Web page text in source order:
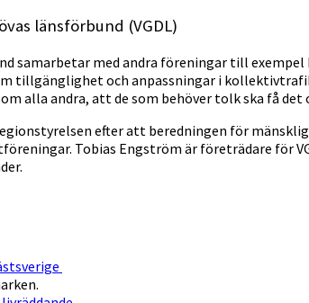
länsförbund (VGDL)
samarbetar med andra föreningar till
tillgänglighet och anpassningar i
alla andra, att de som behöver tolk ska få
efter att beredningen för
Tobias Engström är företrädare för